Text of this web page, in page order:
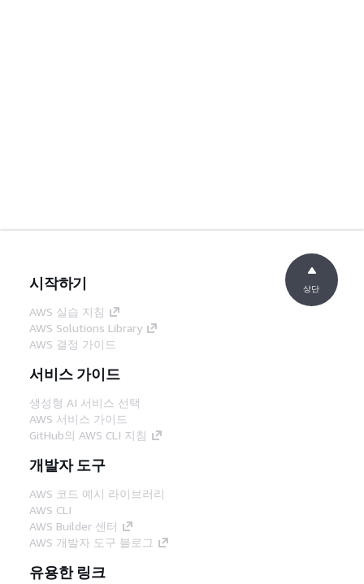
시작하기
AWS 실습 지침
AWS Solutions Library
AWS 결정 가이드
서비스 가이드
생성형 AI 서비스 선택
AWS 서비스 가이드
GitHub의 AWS CLI 지침
개발자 도구
AWS 코드 예시 라이브러리
AWS CLI
AWS Builder 센터
AWS 개발자 도구 블로그
유용한 링크
상단